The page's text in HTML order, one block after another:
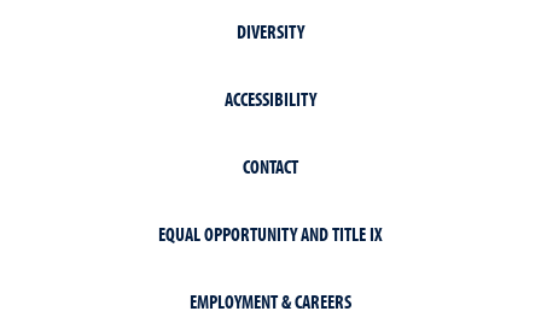
DIVERSITY
ACCESSIBILITY
CONTACT
EQUAL OPPORTUNITY AND TITLE IX
EMPLOYMENT & CAREERS